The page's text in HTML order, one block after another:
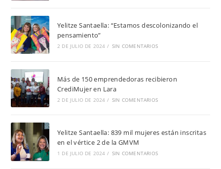
Yelitze Santaella: “Estamos descolonizando el
pensamiento”
2 DE JULIO DE 2024 / SIN COMENTARIOS
Más de 150 emprendedoras recibieron
CrediMujer en Lara
2 DE JULIO DE 2024 / SIN COMENTARIOS
Yelitze Santaella: 839 mil mujeres están inscritas
en el vértice 2 de la GMVM
1 DE JULIO DE 2024 / SIN COMENTARIOS